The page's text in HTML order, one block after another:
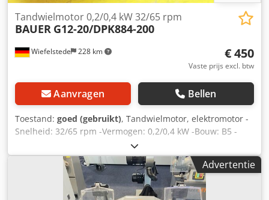
Wiefelstede 228 km
Tandwielmotor 0,2/0,4 kW 32/65 rpm
BAUER G12-20/DPK884-200
€ 450
Vaste prijs excl. btw
Aanvragen Bellen
Toestand: goed (gebruikt), Tandwielmotor, elektromotor -
Snelheid: 32/65 rpm -Vermogen: 0,2/0,4 kW -Bouw: B5 -
Diameter schacht: Ø 25 mm -Rem: 24 V Dcsdpfx Acocpg
Hns Hek -Beschermingsklasse: IP 65 -Prijs: per stuk -Aantal:
5x beschikbaar -Maten: 560/250/H220 mm -gewicht: 32 kg
Advertentie